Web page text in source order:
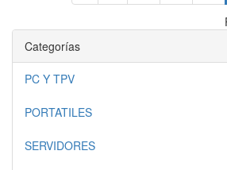
Categorías
PC Y TPV
PORTATILES
SERVIDORES